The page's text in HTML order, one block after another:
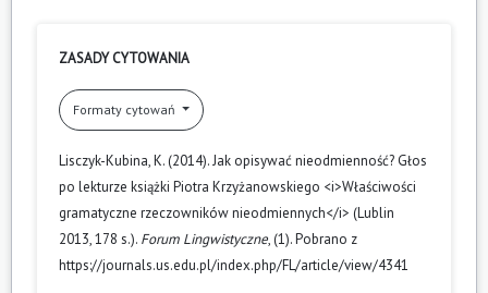
ZASADY CYTOWANIA
Formaty cytowań
Lisczyk-Kubina, K. (2014). Jak opisywać nieodmienność? Głos
po lekturze książki Piotra Krzyżanowskiego <i>Właściwości
gramatyczne rzeczowników nieodmiennych</i> (Lublin
2013, 178 s.). Forum Lingwistyczne, (1). Pobrano z
https://journals.us.edu.pl/index.php/FL/article/view/4341